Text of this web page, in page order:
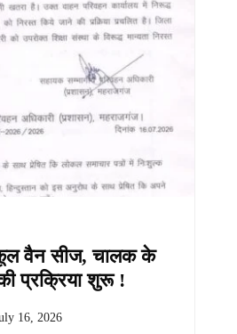
वैन सीज, चालक के
प्रक्रिया शुरू !
16, 2026